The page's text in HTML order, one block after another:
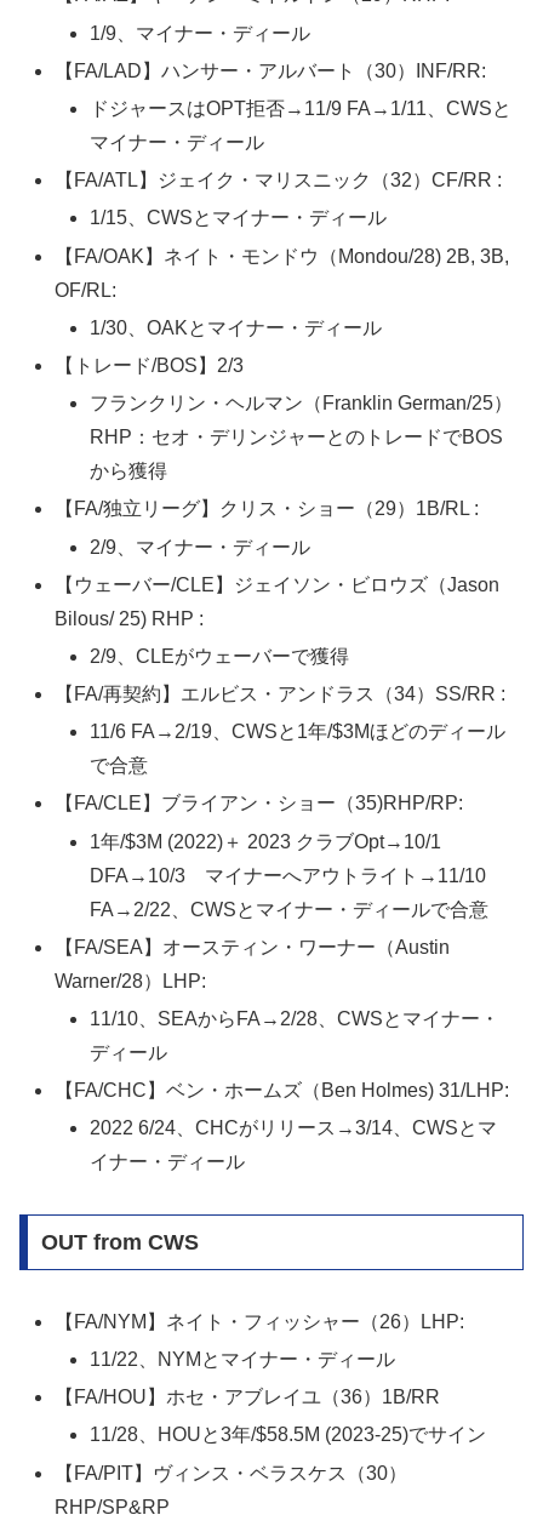
1/9、マイナー・ディール
【FA/LAD】ハンサー・アルバート（30）INF/RR:
ドジャースはOPT拒否→11/9 FA→1/11、CWSと
マイナー・ディール
【FA/ATL】ジェイク・マリスニック（32）CF/RR :
1/15、CWSとマイナー・ディール
【FA/OAK】ネイト・モンドウ（Mondou/28) 2B, 3B,
OF/RL:
1/30、OAKとマイナー・ディール
【トレード/BOS】2/3
フランクリン・ヘルマン（Franklin German/25）
RHP：セオ・デリンジャーとのトレードでBOS
から獲得
【FA/独立リーグ】クリス・ショー（29）1B/RL :
2/9、マイナー・ディール
【ウェーバー/CLE】ジェイソン・ビロウズ（Jason
Bilous/ 25) RHP :
2/9、CLEがウェーバーで獲得
【FA/再契約】エルビス・アンドラス（34）SS/RR :
11/6 FA→2/19、CWSと1年/$3Mほどのディール
で合意
【FA/CLE】ブライアン・ショー（35)RHP/RP:
1年/$3M (2022)＋ 2023 クラブOpt→10/1
DFA→10/3 マイナーへアウトライト→11/10
FA→2/22、CWSとマイナー・ディールで合意
【FA/SEA】オースティン・ワーナー（Austin
Warner/28）LHP:
11/10、SEAからFA→2/28、CWSとマイナー・
ディール
【FA/CHC】ベン・ホームズ（Ben Holmes) 31/LHP:
2022 6/24、CHCがリリース→3/14、CWSとマ
イナー・ディール
OUT from CWS
【FA/NYM】ネイト・フィッシャー（26）LHP:
11/22、NYMとマイナー・ディール
【FA/HOU】ホセ・アブレイユ（36）1B/RR
11/28、HOUと3年/$58.5M (2023-25)でサイン
【FA/PIT】ヴィンス・ベラスケス（30）
RHP/SP&RP